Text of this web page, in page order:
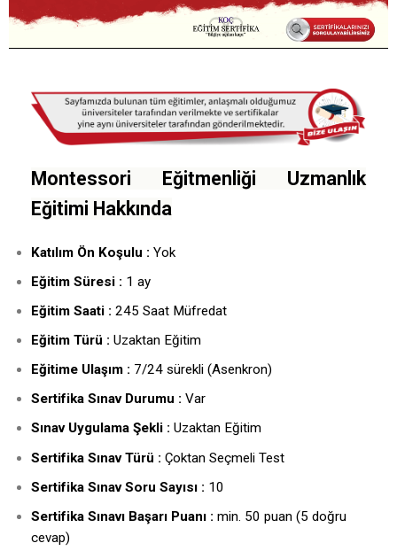
Montessori Eğitmenliği Uzmanlık
Eğitimi Hakkında
Katılım Ön Koşulu : Yok
Eğitim Süresi : 1 ay
Eğitim Saati : 245 Saat Müfredat
Eğitim Türü : Uzaktan Eğitim
Eğitime Ulaşım : 7/24 sürekli (Asenkron)
Sertifika Sınav Durumu : Var
Sınav Uygulama Şekli : Uzaktan Eğitim
Sertifika Sınav Türü : Çoktan Seçmeli Test
Sertifika Sınav Soru Sayısı : 10
Sertifika Sınavı Başarı Puanı : min. 50 puan (5 doğru
cevap)